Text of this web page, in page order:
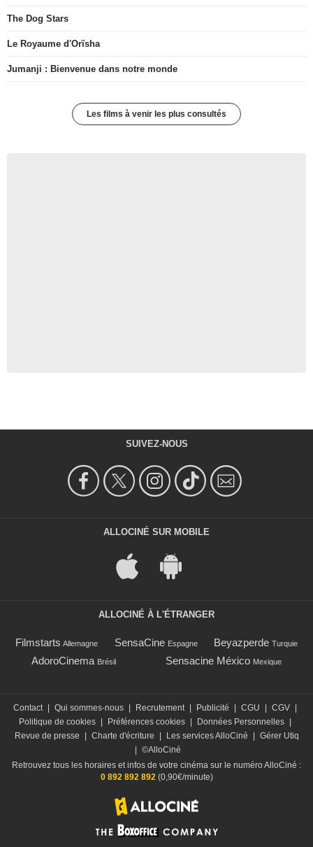
The Dog Stars
Le Royaume d'Orïsha
Jumanji : Bienvenue dans notre monde
Les films à venir les plus consultés
SUIVEZ-NOUS
ALLOCINÉ SUR MOBILE
ALLOCINÉ À L'ÉTRANGER
Filmstarts Allemagne SensaCine Espagne Beyazperde Turquie
AdoroCinema Brésil Sensacine México Mexique
Contact Qui sommes-nous Recrutement Publicité CGU CGV
Politique de cookies
Préférences cookies Données Personnelles
Revue de presse
Charte d'écriture Les services AlloCiné
Gérer Utiq
©AlloCiné
Retrouvez tous les horaires et infos de votre cinéma sur le numéro AlloCiné :
0 892 892 892(0,90€/minute)